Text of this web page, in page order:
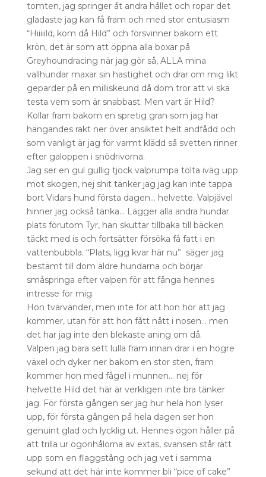
tomten, jag springer åt andra hållet och ropar det
gladaste jag kan få fram och med stor entusiasm
“Hiiiiild, kom då Hild” och försvinner bakom ett
krön, det är som att öppna alla boxar på
Greyhoundracing när jag gör så, ALLA mina
vallhundar maxar sin hastighet och drar om mig likt
geparder på en milliskeund då dom tror att vi ska
testa vem som är snabbast. Men vart är Hild?
Kollar fram bakom en spretig gran som jag har
hängandes rakt ner över ansiktet helt andfådd och
som vanligt är jag för varmt klädd så svetten rinner
efter galoppen i snödrivorna.
Jag ser en gul gullig tjock valprumpa tölta iväg upp
mot skogen, nej shit tänker jag jag kan inte tappa
bort Vidars hund första dagen… helvette. Valpjävel
hinner jag också tänka… Lägger alla andra hundar
plats förutom Tyr, han skuttar tillbaka till bäcken
täckt med is och fortsätter försöka få fatt i en
vattenbubbla. “Plats, ligg kvar här nu” säger jag
bestämt till dom äldre hundarna och börjar
småspringa efter valpen för att fånga hennes
intresse för mig.
Hon tvärvänder, men inte för att hon hör att jag
kommer, utan för att hon fått nått i nosen… men
det har jag inte den blekaste aning om då.
Valpen jag bara sett lulla fram innan drar i en högre
växel och dyker ner bakom en stor sten, fram
kommer hon med fågel i munnen… nej för
helvette Hild det här är verkligen inte bra tänker
jag. För första gången ser jag hur hela hon lyser
upp, för första gången på hela dagen ser hon
genuint glad och lycklig ut. Hennes ögon håller på
att trilla ur ögonhålorna av extas, svansen står rätt
upp som en flaggstång och jag vet i samma
sekund att det här inte kommer bli “pice of cake”